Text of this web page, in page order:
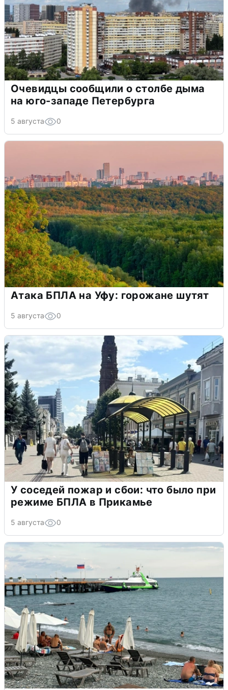
Очевидцы сообщили о столбе дыма
на юго-западе Петербурга
5 августа 0
Атака БПЛА на Уфу: горожане шутят
5 августа 0
У соседей пожар и сбои: что было при
режиме БПЛА в Прикамье
5 августа 0